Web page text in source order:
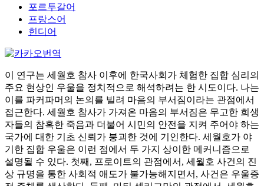
포르투갈어
프랑스어
힌디어
이 연구는 세월호 참사 이후에 한국사회가 체험한 집합 심리의
주요 현상인 우울을 정치적으로 해석하려는 한 시도이다. 나는
이를 파커파머의 논의를 빌려 마음의 부서짐이라는 관점에서
접근한다. 세월호 참사가 가져온 마음의 부서짐은 무고한 희생
자들의 참혹한 죽음과 더불어 시민의 안전을 지켜 주어야 하는
국가에 대한 기초 신뢰가 붕괴한 것에 기인한다. 세월호가 야
기한 집합 우울은 이런 점에서 두 가지 상이한 메커니즘으로
설명될 수 있다. 첫째, 프로이트의 관점에서, 세월호 사건의 진
상 규명을 통한 사회적 애도가 불가능해지면서, 사건은 우울증